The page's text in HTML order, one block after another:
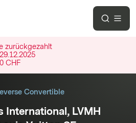
zurückgezahlt
29.12.2025
CHF
Convertible
International, LVMH